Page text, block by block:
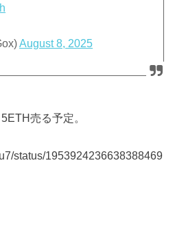
August 8, 2025
売る予定。
status/1953924236638388469